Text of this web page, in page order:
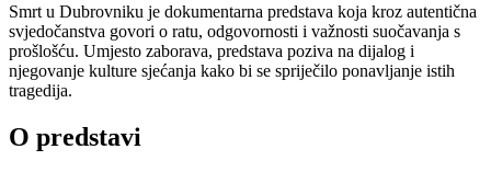
Smrt u Dubrovniku je dokumentarna predstava koja kroz autentična
svjedočanstva govori o ratu, odgovornosti i važnosti suočavanja s
prošlošću. Umjesto zaborava, predstava poziva na dijalog i
njegovanje kulture sjećanja kako bi se spriječilo ponavljanje istih
tragedija.
O predstavi